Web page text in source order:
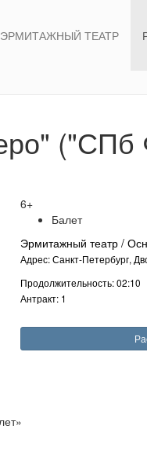
ЭРМИТАЖНЫЙ ТЕАТР
("СПб
6+
Балет
Эрмитажный театр /
Адрес: Санкт-Петербург,
Продолжительность: 02:10
Антракт: 1